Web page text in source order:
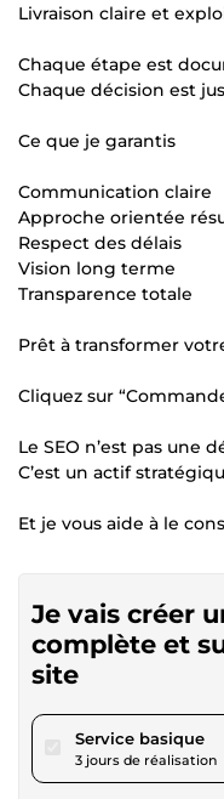
Livraison claire et
Chaque étape est
Chaque décision est
Ce que je garantis
Communication claire
Approche orientée
Respect des délais
Vision long terme
Transparence totale
Prêt à transformer
Cliquez sur
Le SEO n’est pas une
C’est un actif
Et je vous aide à le
Je vais créer
complète et
site
Service basique
3 jours de réalisation